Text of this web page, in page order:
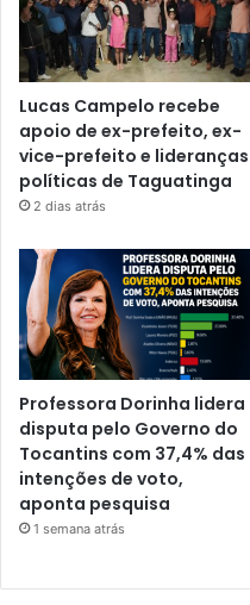
Lucas Campelo recebe
apoio de ex-prefeito, ex-
vice-prefeito e lideranças
políticas de Taguatinga
2 dias atrás
Professora Dorinha lidera
disputa pelo Governo do
Tocantins com 37,4% das
intenções de voto,
aponta pesquisa
1 semana atrás